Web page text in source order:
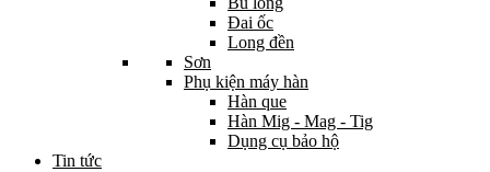
Đai ốc
Long đền
Sơn
Phụ kiện máy hàn
Hàn que
Hàn Mig - Mag - Tig
Dụng cụ bảo hộ
Tin tức